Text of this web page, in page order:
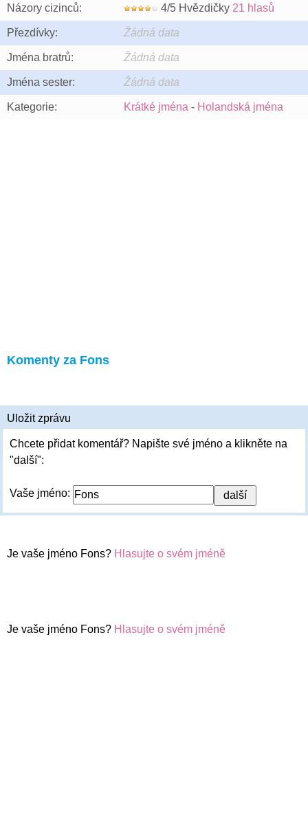
Názory cizinců: 4/5 Hvězdičky 21 hlasů
Přezdívky: Žádná data
Jména bratrů: Žádná data
Jména sester: Žádná data
Kategorie: Krátké jména - Holandská jména
Komenty za Fons
Uložit zprávu
Chcete přidat komentář? Napište své jméno a klikněte na
"další":
Vaše jméno:
Je vaše jméno Fons? Hlasujte o svém jméně
Je vaše jméno Fons? Hlasujte o svém jméně